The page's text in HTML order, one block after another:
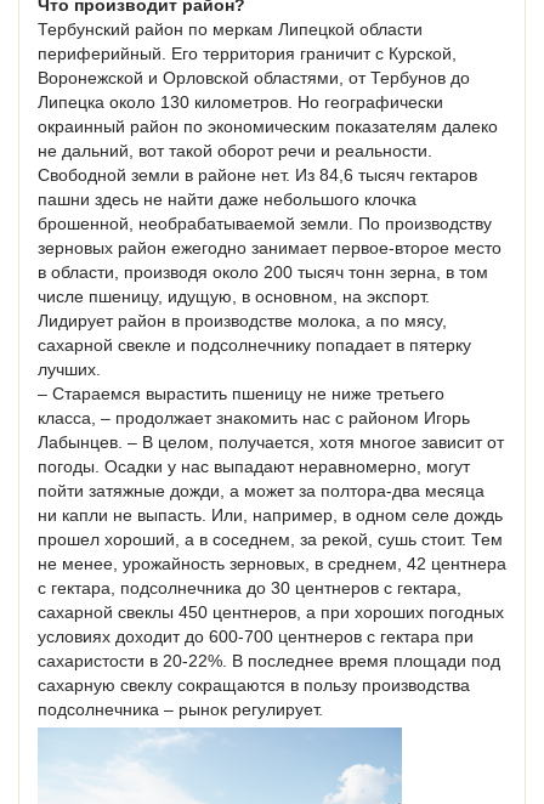
Что производит район?
Тербунский район по меркам Липецкой области
периферийный. Его территория граничит с Курской,
Воронежской и Орловской областями, от Тербунов до
Липецка около 130 километров. Но географически
окраинный район по экономическим показателям далеко
не дальний, вот такой оборот речи и реальности.
Свободной земли в районе нет. Из 84,6 тысяч гектаров
пашни здесь не найти даже небольшого клочка
брошенной, необрабатываемой земли. По производству
зерновых район ежегодно занимает первое-второе место
в области, производя около 200 тысяч тонн зерна, в том
числе пшеницу, идущую, в основном, на экспорт.
Лидирует район в производстве молока, а по мясу,
сахарной свекле и подсолнечнику попадает в пятерку
лучших.
– Стараемся вырастить пшеницу не ниже третьего
класса, – продолжает знакомить нас с районом Игорь
Лабынцев. – В целом, получается, хотя многое зависит от
погоды. Осадки у нас выпадают неравномерно, могут
пойти затяжные дожди, а может за полтора-два месяца
ни капли не выпасть. Или, например, в одном селе дождь
прошел хороший, а в соседнем, за рекой, сушь стоит. Тем
не менее, урожайность зерновых, в среднем, 42 центнера
с гектара, подсолнечника до 30 центнеров с гектара,
сахарной свеклы 450 центнеров, а при хороших погодных
условиях доходит до 600-700 центнеров с гектара при
сахаристости в 20-22%. В последнее время площади под
сахарную свеклу сокращаются в пользу производства
подсолнечника – рынок регулирует.